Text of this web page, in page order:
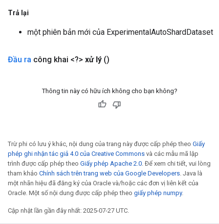
Trả lại
một phiên bản mới của ExperimentalAutoShardDataset
Đầu ra công khai <?> xử lý ()
Thông tin này có hữu ích không cho bạn không?
Trừ phi có lưu ý khác, nội dung của trang này được cấp phép theo Giấy
phép ghi nhận tác giả 4.0 của Creative Commons và các mẫu mã lập
trình được cấp phép theo Giấy phép Apache 2.0. Để xem chi tiết, vui lòng
tham khảo Chính sách trên trang web của Google Developers. Java là
một nhãn hiệu đã đăng ký của Oracle và/hoặc các đơn vị liên kết của
Oracle. Một số nội dung được cấp phép theo giấy phép numpy.
Cập nhật lần gần đây nhất: 2025-07-27 UTC.